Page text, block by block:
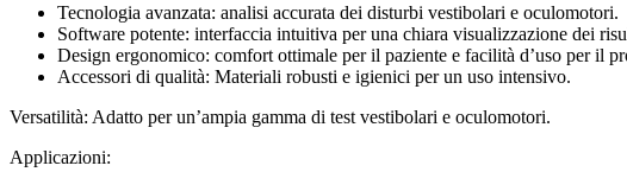
Tecnologia avanzata: analisi accurata dei disturbi vestibolari e oculomotori.
Software potente: interfaccia intuitiva per una chiara visualizzazione dei
Design ergonomico: comfort ottimale per il paziente e facilità d’uso per il
Accessori di qualità: Materiali robusti e igienici per un uso intensivo.
Versatilità: Adatto per un’ampia gamma di test vestibolari e oculomotori.
Applicazioni: